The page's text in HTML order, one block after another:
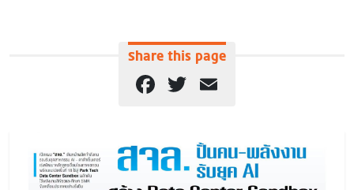
Share this page
Facebook
Twitter